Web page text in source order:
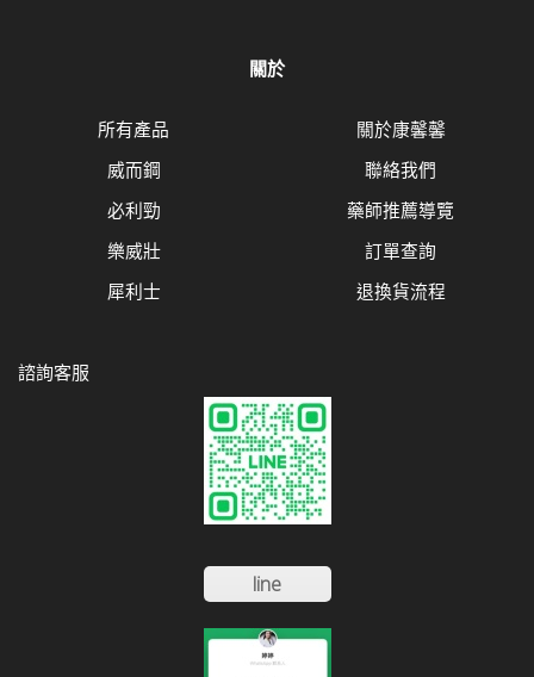
關於
所有產品
威而鋼
必利勁
樂威壯
犀利士
關於康馨馨
聯絡我們
藥師推薦導覽
訂單查詢
退換貨流程
諮詢客服
line